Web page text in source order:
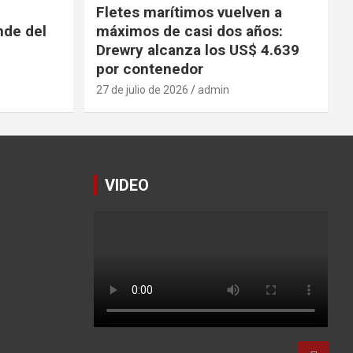
del
Fletes marítimos vuelven a
máximos de casi dos años:
Drewry alcanza los US$ 4.639
por contenedor
27 de julio de 2026 admin
VIDEO